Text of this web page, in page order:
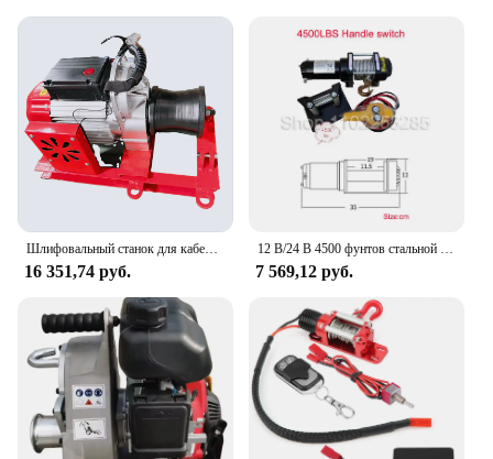
Шлифовальный станок для кабеля, трактор, портативный тяговый и положительный небольшой электрический тяговый трос лебедки 220/380 В
16 351,74 руб.
12 В/24 В 4500 фунтов стальной трос электрическая лебедка для тяги портативная лебедка автомобиль прицеп грузовик внедорожный с беспроводным управлением
7 569,12 руб.